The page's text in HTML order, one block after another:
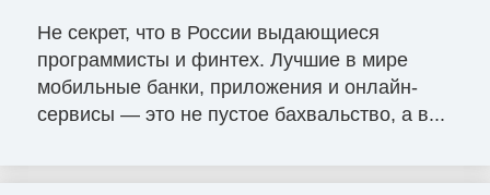
Не секрет, что в России выдающиеся
программисты и финтех. Лучшие в мире
мобильные банки, приложения и онлайн-
сервисы — это не пустое бахвальство, а в...